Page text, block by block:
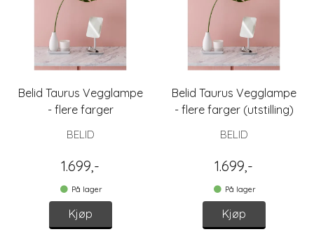
Belid Taurus Vegglampe
- flere farger
BELID
1.699,-
På lager
Kjøp
Belid Taurus Vegglampe
- flere farger (utstilling)
BELID
1.699,-
På lager
Kjøp